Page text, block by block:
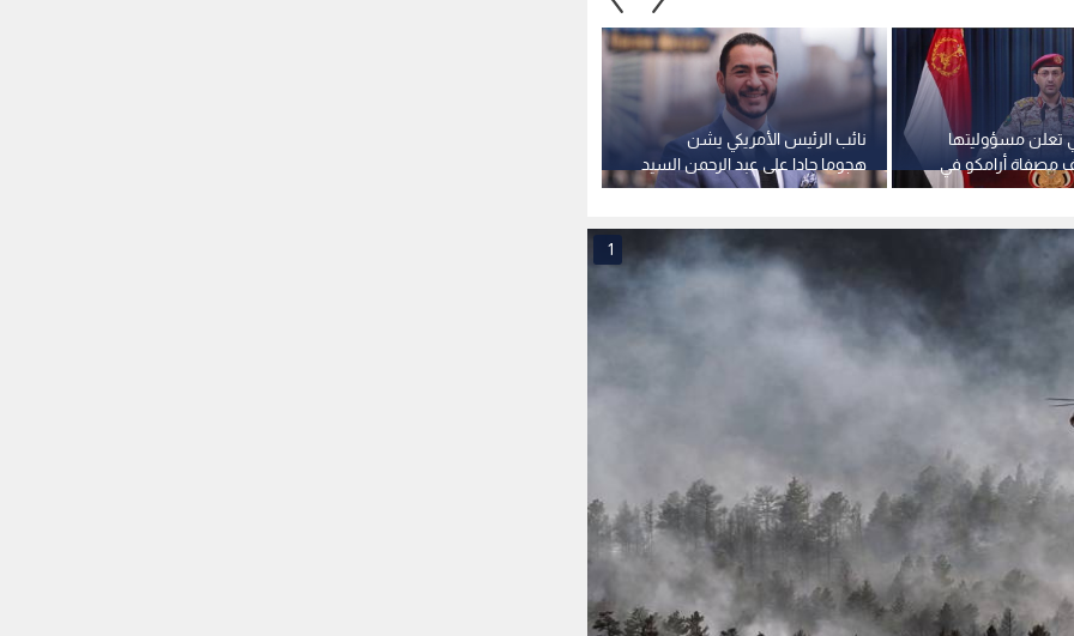
نائب الرئيس الأمريكي يشن
هجوما حادا على عبد الرحمن السيد
مرشح ميشيغان لمجلس الشيوخ
تعلن مسؤوليتها
مصفاة أرامكو في
مسيرة
1